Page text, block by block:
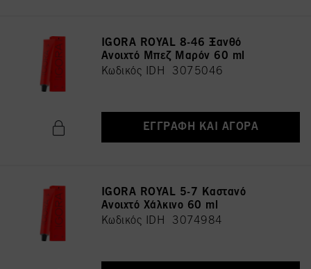
IGORA ROYAL 8-46 Ξανθό
Ανοιχτό Μπεζ Μαρόν 60 ml
Κωδικός IDH 3075046
ΕΓΓΡΑΦΉ ΚΑΙ ΑΓΟΡΆ
IGORA ROYAL 5-7 Καστανό
Ανοιχτό Χάλκινο 60 ml
Κωδικός IDH 3074984